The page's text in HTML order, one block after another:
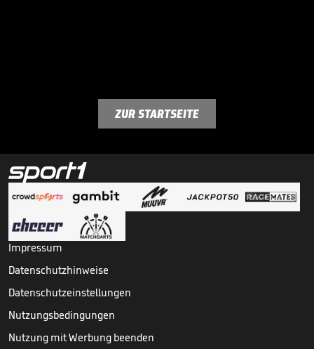
ZUR STARTSEITE
Impressum
Datenschutzhinweise
Datenschutzeinstellungen
Nutzungsbedingungen
Nutzung mit Werbung beenden